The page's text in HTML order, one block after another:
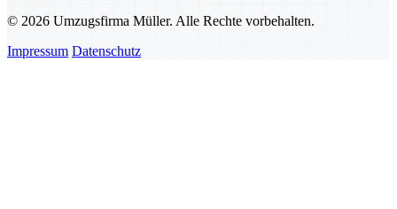
© 2026 Umzugsfirma Müller. Alle Rechte vorbehalten.
Impressum Datenschutz